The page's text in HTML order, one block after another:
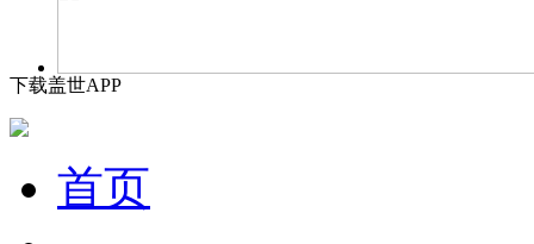
下载盖世APP
首页